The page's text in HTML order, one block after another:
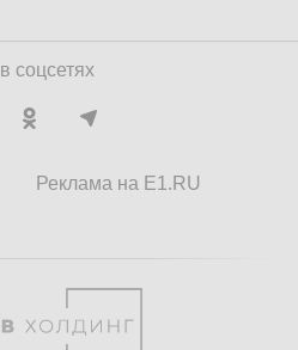
соцсетях
Реклама на E1.RU